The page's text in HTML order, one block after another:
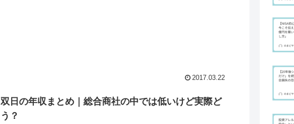
2017.03.22
双日の年収まとめ｜総合商社の中では低いけど実際ど
う？